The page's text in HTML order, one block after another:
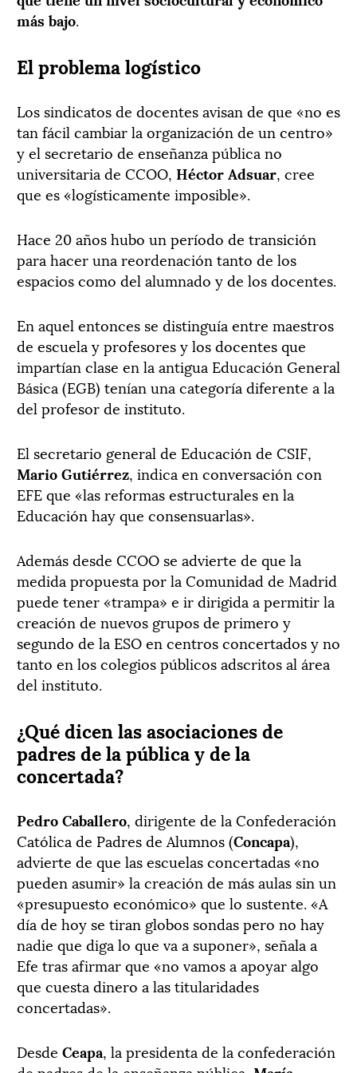
más bajo.
El problema logístico
Los sindicatos de docentes avisan de que «no es
tan fácil cambiar la organización de un centro»
y el secretario de enseñanza pública no
universitaria de CCOO, Héctor Adsuar, cree
que es «logísticamente imposible».
Hace 20 años hubo un período de transición
para hacer una reordenación tanto de los
espacios como del alumnado y de los docentes.
En aquel entonces se distinguía entre maestros
de escuela y profesores y los docentes que
impartían clase en la antigua Educación General
Básica (EGB) tenían una categoría diferente a la
del profesor de instituto.
El secretario general de Educación de CSIF,
Mario Gutiérrez, indica en conversación con
EFE que «las reformas estructurales en la
Educación hay que consensuarlas».
Además desde CCOO se advierte de que la
medida propuesta por la Comunidad de Madrid
puede tener «trampa» e ir dirigida a permitir la
creación de nuevos grupos de primero y
segundo de la ESO en centros concertados y no
tanto en los colegios públicos adscritos al área
del instituto.
¿Qué dicen las asociaciones de
padres de la pública y de la
concertada?
Pedro Caballero, dirigente de la Confederación
Católica de Padres de Alumnos (Concapa),
advierte de que las escuelas concertadas «no
pueden asumir» la creación de más aulas sin un
«presupuesto económico» que lo sustente. «A
día de hoy se tiran globos sondas pero no hay
nadie que diga lo que va a suponer», señala a
Efe tras afirmar que «no vamos a apoyar algo
que cuesta dinero a las titularidades
concertadas».
Desde Ceapa, la presidenta de la confederación